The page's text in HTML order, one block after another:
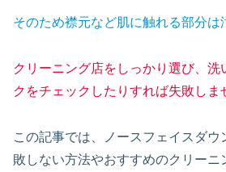
そのため襟元など肌に触れる部分は
クリーニング店をしっかり選び、洗
クをチェックしたりすれば失敗しま
この記事では、ノースフェイスダウ
敗しない方法やおすすめのクリーニ